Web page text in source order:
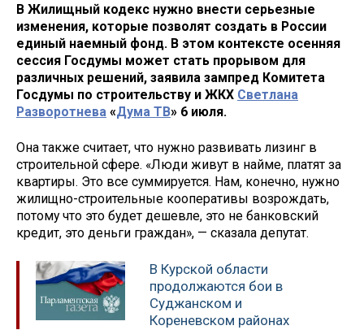
В Жилищный кодекс нужно внести серьезные
изменения, которые позволят создать в России
единый наемный фонд. В этом контексте осенняя
сессия Госдумы может стать прорывом для
различных решений, заявила зампред Комитета
Госдумы по строительству и ЖКХ Светлана
Разворотнева «Дума ТВ» 6 июля.
Она также считает, что нужно развивать лизинг в
строительной сфере. «Люди живут в найме, платят за
квартиры. Это все суммируется. Нам, конечно, нужно
жилищно-строительные кооперативы возрождать,
потому что это будет дешевле, это не банковский
кредит, это деньги граждан», — сказала депутат.
В Курской области
продолжаются бои в
Суджанском и
Кореневском районах